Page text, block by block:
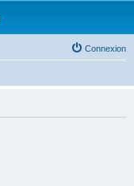
Connexion